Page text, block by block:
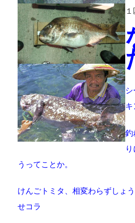
１
シ
キ
釣
うってことか。
けんごトミタ、相変わらずしょ
せコラ